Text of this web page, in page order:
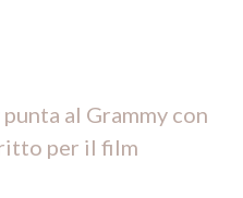
al Grammy con
per il film